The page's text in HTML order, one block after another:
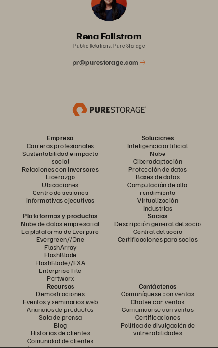
Rena Fallstrom
Public Relations, Pure Storage
pr@purestorage.com
Empresa
Carreras profesionales
Sustentabilidad e impacto
social
Relaciones con inversores
Liderazgo
Ubicaciones
Centro de sesiones
informativas ejecutivas
Soluciones
Inteligencia artificial
Nube
Ciberadaptación
Protección de datos
Bases de datos
Computación de alto
rendimiento
Virtualización
Industrias
Plataformas y productos
Nube de datos empresarial
La plataforma de Everpure
Evergreen//One
FlashArray
FlashBlade
FlashBlade//EXA
Enterprise File
Portworx
Socios
Descripción general del socio
Central del socio
Certificaciones para socios
Recursos
Demostraciones
Eventos y seminarios web
Anuncios de productos
Sala de prensa
Blog
Historias de clientes
Comunidad de clientes
Contáctenos
Comuníquese con ventas
Chatee con ventas
Comunicarse con ventas
Certificaciones
Política de divulgación de
vulnerabilidades